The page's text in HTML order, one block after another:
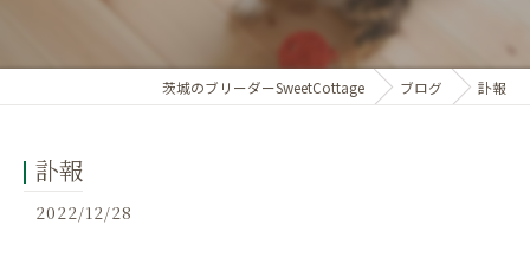
茨城のブリーダーSweetCottage ブログ 訃報
訃報
2022/12/28